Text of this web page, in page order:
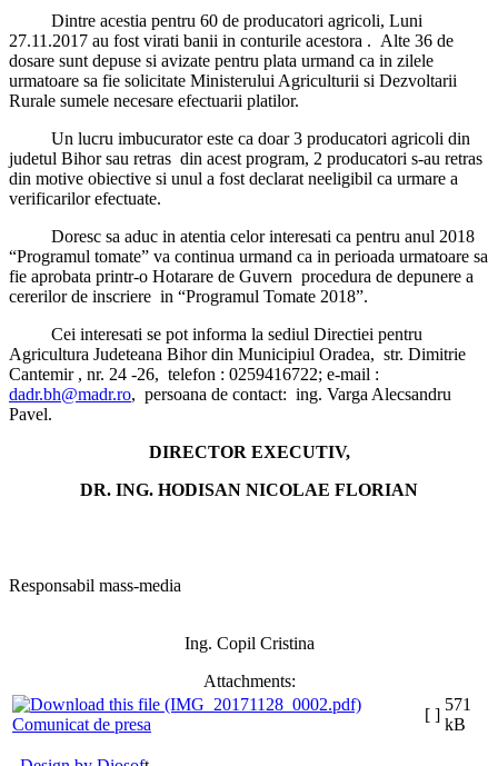
Dintre acestia pentru 60 de producatori agricoli, Luni
27.11.2017 au fost virati banii in conturile acestora . Alte 36 de
dosare sunt depuse si avizate pentru plata urmand ca in zilele
urmatoare sa fie solicitate Ministerului Agriculturii si Dezvoltarii
Rurale sumele necesare efectuarii platilor.
Un lucru imbucurator este ca doar 3 producatori agricoli din
judetul Bihor sau retras din acest program, 2 producatori s-au retras
din motive obiective si unul a fost declarat neeligibil ca urmare a
verificarilor efectuate.
Doresc sa aduc in atentia celor interesati ca pentru anul 2018
“Programul tomate” va continua urmand ca in perioada urmatoare sa
fie aprobata printr-o Hotarare de Guvern procedura de depunere a
cererilor de inscriere in “Programul Tomate 2018”.
Cei interesati se pot informa la sediul Directiei pentru
Agricultura Judeteana Bihor din Municipiul Oradea, str. Dimitrie
Cantemir , nr. 24 -26, telefon : 0259416722; e-mail :
dadr.bh@madr.ro, persoana de contact: ing. Varga Alecsandru
Pavel.
DIRECTOR EXECUTIV,
DR. ING. HODISAN NICOLAE FLORIAN
Responsabil mass-media
Ing. Copil Cristina
Attachments:
Comunicat de presa
[ ]
571
kB